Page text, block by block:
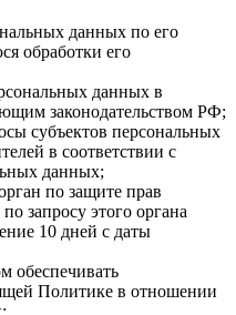
данных по его
обработки его
данных в
законодательством РФ;
субъектов персональных
в соответствии с
данных;
по защите прав
запросу этого органа
10 дней с даты
обеспечивать
Политике в отношении